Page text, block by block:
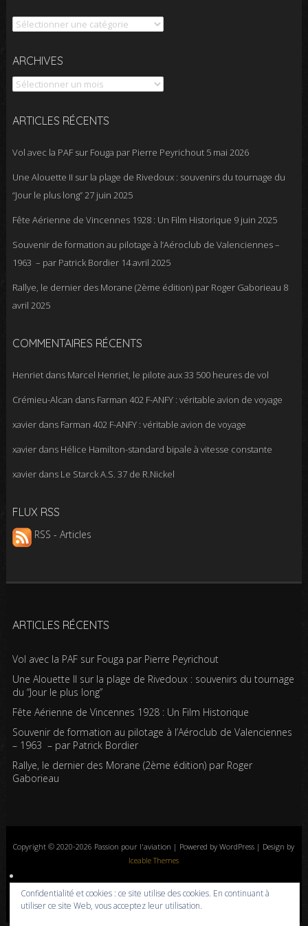
Catégories
ARCHIVES
Archives
ARTICLES RÉCENTS
Vol avec la PAF sur Fouga par Pierre Peyrichout 5 mai 2026
Une Alouette II sur la plage de Rivedoux : souvenirs du tournage du
“Jour le plus long”27 juin 2025
Fête Aérienne de Vincennes 1928 : Un Film Historique 9 juin 2025
Souvenir de formation au pilotage à l’Aéroclub de Valenciennes –
1963 – par Patrick Bordier 14 avril 2025
Rallye, le dernier des Morane (2ème édition) par Roger Gaborieau 8
avril 2025
COMMENTAIRES RÉCENTS
Henrietdans Marcel Henriet, le pilote aux 33 500 heures de vol
Crémieu-Alcan dans Farman 402 F-ANFY : véritable avion de voyage
xavierdans Farman 402 F-ANFY : véritable avion de voyage
xavierdans Hélice Hamilton-standard bipale à vitesse constante
xavierdans Le Starck A.S. 37 de R.Nickel
FLUX RSS
RSS - Articles
ARTICLES RÉCENTS
Vol avec la PAF sur Fouga par Pierre Peyrichout
Une Alouette II sur la plage de Rivedoux : souvenirs du tournage
du “Jour le plus long”
Fête Aérienne de Vincennes 1928 : Un Film Historique
Souvenir de formation au pilotage à l’Aéroclub de Valenciennes
– 1963 – par Patrick Bordier
Rallye, le dernier des Morane (2ème édition) par Roger
Gaborieau
Copyright © 2020-2026 Passion pour l'aviation | Powered by WordPress | Design by
Iceable Themes
Accueil Blog Albums photos Histoires de l’aviation
Contrôle aérien
Livres
Liens Contact Politique de confidentialité
Confidentialité et cookies : ce site utilise des cookies. En continuant à
utiliser ce site Web, vous acceptez leur utilisation.